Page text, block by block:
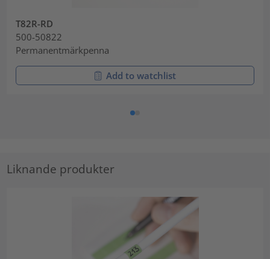
T82R-RD
500-50822
Permanentmärkpenna
Add to watchlist
Liknande produkter